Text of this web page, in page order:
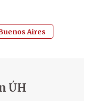
Aires
ÚH